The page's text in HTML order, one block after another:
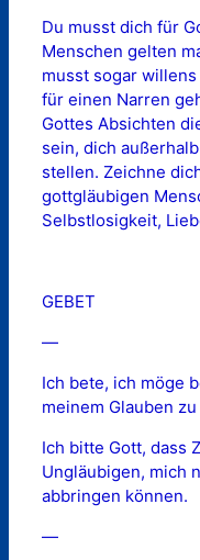
Du musst dich für
Menschen gelten
musst sogar
für einen Narren
Gottes Absichten
sein, dich
stellen. Zeichne
gottgläubigen
Selbstlosigkeit,
GEBET
—
Ich bete, ich möge
meinem Glauben
Ich bitte Gott, dass
Ungläubigen, mich
abbringen können.
—